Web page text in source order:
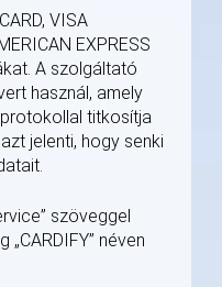
VISA
EXPRESS
A szolgáltató
használ, amely
titkosítja
jelenti, hogy senki
szöveggel
néven